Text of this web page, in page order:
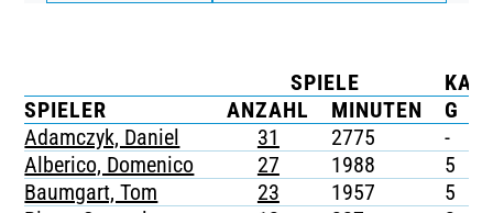
TICKETING
SPIELE
SPIELER
ANZAHL MINUTEN G
Adamczyk, Daniel
31 2775 -
Alberico, Domenico
27 1988 5
Baumgart, Tom
23 1957 5